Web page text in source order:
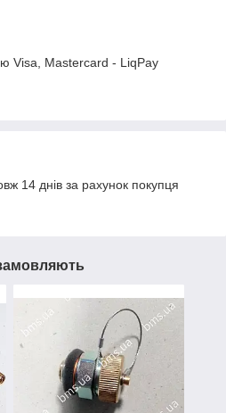
Visa, Mastercard - LiqPay
14 днів за рахунок покупця